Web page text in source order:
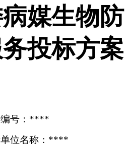
媒生物防
投标方案
号：****
位名称：****